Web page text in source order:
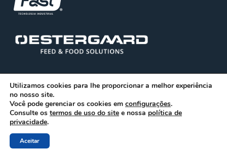
© 2026 ABRA. Associação Brasileira de Reciclagem
Animal
facebook
linkedinyoutube
Utilizamos cookies para lhe proporcionar a melhor experiência
no nosso site.
Você pode gerenciar os cookies em configurações.
Consulte os termos de uso do site e nossa política de
privacidade.
Aceitar